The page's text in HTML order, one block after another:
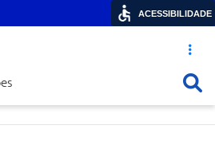
Acesso
navegação
ACESSIBILIDADE